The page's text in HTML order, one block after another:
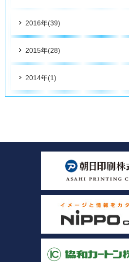
2016年(39)
2015年(28)
2014年(1)